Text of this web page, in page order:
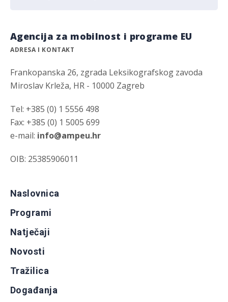
Agencija za mobilnost i programe EU
ADRESA I KONTAKT
Frankopanska 26, zgrada Leksikografskog zavoda
Miroslav Krleža, HR - 10000 Zagreb
Tel: +385 (0) 1 5556 498
Fax: +385 (0) 1 5005 699
e-mail: info@ampeu.hr
OIB: 25385906011
Naslovnica
Programi
Natječaji
Novosti
Tražilica
Događanja